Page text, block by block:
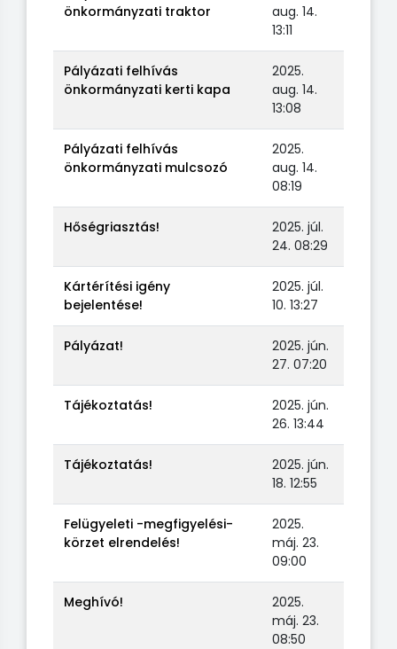
önkormányzati traktor
aug. 14.
13:11
Pályázati felhívás
önkormányzati kerti kapa
2025.
aug. 14.
13:08
Pályázati felhívás
önkormányzati mulcsozó
2025.
aug. 14.
08:19
Hőségriasztás!
2025. júl.
24. 08:29
Kártérítési igény
bejelentése!
2025. júl.
10. 13:27
Pályázat!
2025. jún.
27. 07:20
Tájékoztatás!
2025. jún.
26. 13:44
Tájékoztatás!
2025. jún.
18. 12:55
Felügyeleti -megfigyelési-
körzet elrendelés!
2025.
máj. 23.
09:00
Meghívó!
2025.
máj. 23.
08:50